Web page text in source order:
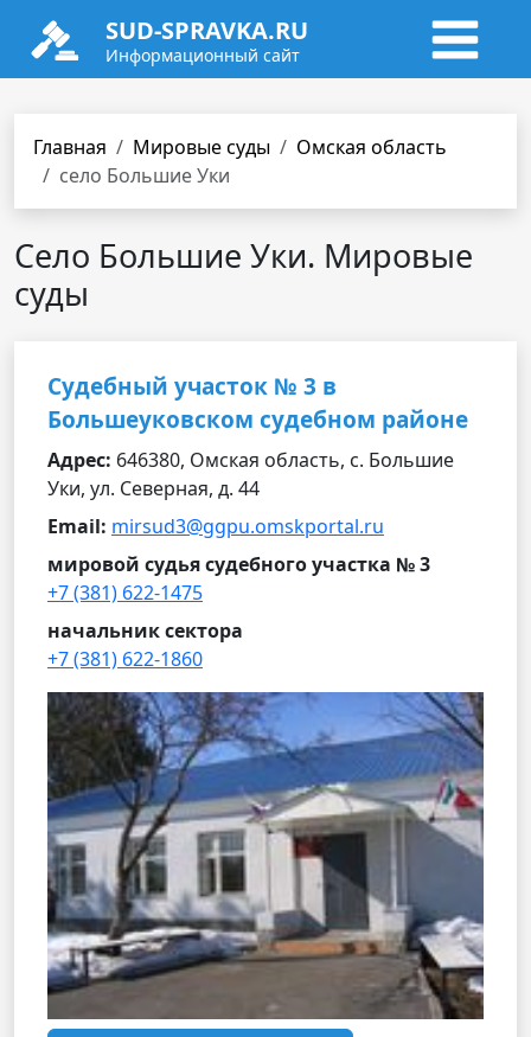
SUD-SPRAVKA.RU
Информационный сайт
Главная Мировые суды
Омская область
село Большие Уки
Село Большие Уки. Мировые
суды
Судебный участок № 3 в
Большеуковском судебном районе
Адрес: 646380, Омская область, с. Большие
Уки, ул. Северная, д. 44
Email: mirsud3@ggpu.omskportal.ru
мировой судья судебного участка № 3
+7 (381) 622-1475
начальник сектора
+7 (381) 622-1860